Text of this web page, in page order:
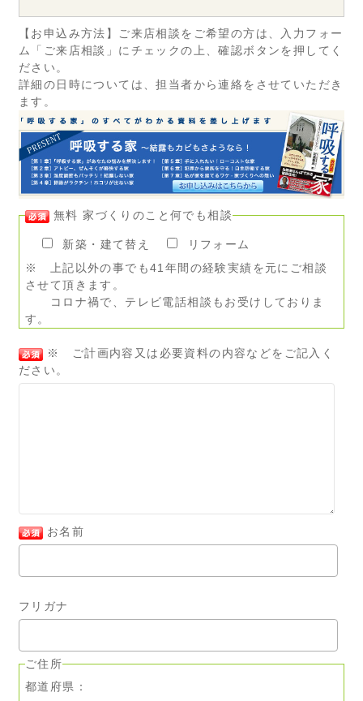
【お申込み方法】ご来店相談をご希望の方は、入力フォー
ム「ご来店相談」にチェックの上、確認ボタンを押してく
ださい。
詳細の日時については、担当者から連絡をさせていただき
ます。
無料 家づくりのこと何でも相談
新築・建て替え
リフォーム
※ 上記以外の事でも41年間の経験実績を元にご相談
させて頂きます。
コロナ禍で、テレビ電話相談もお受けしておりま
す。
※ ご計画内容又は必要資料の内容などをご記入く
ださい。
お名前
フリガナ
ご住所
都道府県：